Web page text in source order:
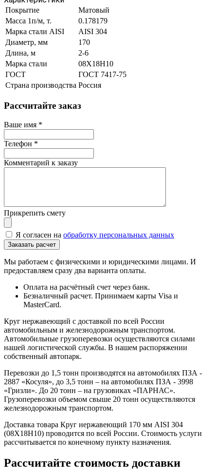
Покрытие
Матовый
Масса 1п/м, т.
0.178179
Марка стали AISI
AISI 304
Диаметр, мм
170
Длина, м
2-6
Марка стали
08Х18Н10
ГОСТ
ГОСТ 7417-75
Страна производства Россия
Рассчитайте заказ
Ваше имя *
Телефон *
Комментарий к заказу
Прикрепить смету
Я согласен на обработку персональных данных
Мы работаем с физическими и юридическими лицами. И
предоставляем сразу два варианта оплаты.
Оплата на расчётный счет через банк.
Безналичный расчет. Принимаем карты Visa и
MasterCard.
Круг нержавеющий с доставкой по всей России
автомобильным и железнодорожным транспортом.
Автомобильные грузоперевозки осуществляются силами
нашей логистической службы. В нашем распоряжении
собственный автопарк.
Перевозки до 1,5 тонн производятся на автомобилях ПЗА -
2887 «Косуля», до 3,5 тонн – на автомобилях ПЗА - 3998
«Гризли». До 20 тонн – на грузовиках «ПАРНАС».
Грузоперевозки объемом свыше 20 тонн осуществляются
железнодорожным транспортом.
Доставка товара Круг нержавеющий 170 мм AISI 304
(08Х18Н10) проводится по всей России. Стоимость услуги
рассчитывается по конечному пункту назначения.
Рассчитайте стоимость доставки